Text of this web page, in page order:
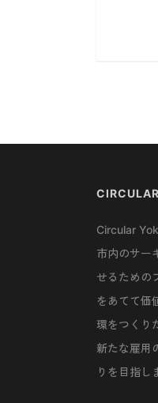
Circular
市内のサー
せるための
をあてて価
環をつくり
新たな雇用
りを目指し